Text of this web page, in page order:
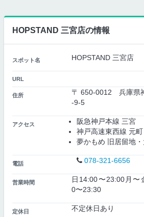
HOPSTAND 三宮店の情報
スポット名 HOPSTAND 三宮店
URL
住所
〒 650-0012 兵庫県
-9-5
アクセス
阪急神戸本線 三宮
神戸高速東西線 元町
夢かもめ 旧居留地
電話 078-321-6656
営業時間
日14:00〜23:00月〜
0〜23:30
定休日 不定休日あり